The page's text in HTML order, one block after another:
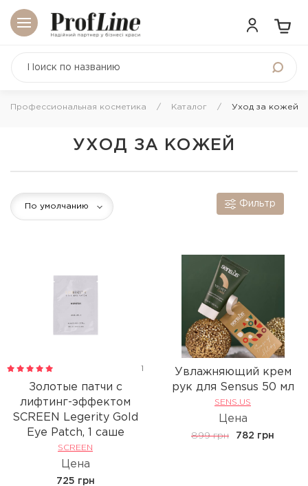
Профессиональная косметика Каталог Уход за кожей
УХОД ЗА КОЖЕЙ
По умолчанию Фильтр
1
Золотые патчи с
лифтинг-эффектом
SCREEN Legerity Gold
Eye Patch, 1 саше
SCREEN
Цена
725 грн
Увлажняющий крем
рук для Sensus 50 мл
SENS.US
Цена
899 грн 782 грн